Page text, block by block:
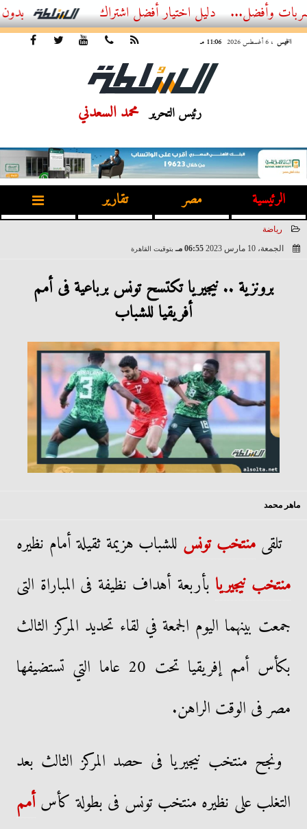
أفضل اشتراك IPTV بدون تقطيع 2026 – دليل المشاهد العصري
الخميس ، 6 أغسطس 2026 11:06 مـ
رئيس التحرير محمد السعدني
الرئيسية مصر تقارير
رياضة
الجمعة، 10 مارس 2023
06:55 مـ بتوقيت القاهرة
برونزية .. نيجيريا تكتسح تونس برباعية فى أمم
أفريقيا للشباب
ماهر محمد
تلقى منتخب تونس للشباب هزيمة ثقيلة أمام نظيره
منتخب نيجيريا بأربعة أهداف نظيفة فى المباراة التى
جمعت بينهما اليوم الجمعة في لقاء تحديد المركز الثالث
بكأس أمم إفريقيا تحت 20 عاما التي تستضيفها
مصر فى الوقت الراهن.
ونجح منتخب نيجيريا فى حصد المركز الثالث بعد
التغلب على نظيره منتخب تونس فى بطولة كأسأمم